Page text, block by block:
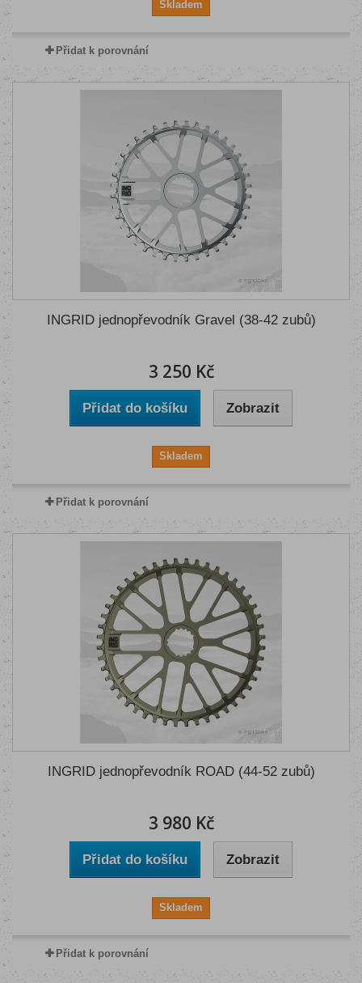
Skladem
Přidat k porovnání
INGRID jednopřevodník Gravel (38-42 zubů)
3 250 Kč
Přidat do košíku Zobrazit
Skladem
Přidat k porovnání
INGRID jednopřevodník ROAD (44-52 zubů)
3 980 Kč
Přidat do košíku Zobrazit
Skladem
Přidat k porovnání